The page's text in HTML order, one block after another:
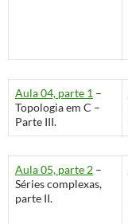
Aula 04, parte 1 –
Topologia em C –
Parte III.
Aula 05, parte 2 –
Séries complexas,
parte II.